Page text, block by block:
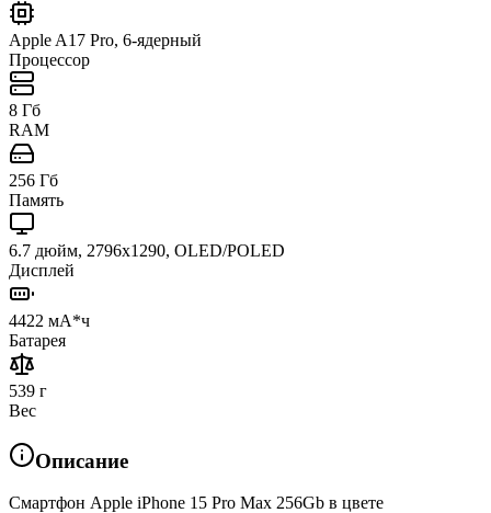
Apple A17 Pro, 6-ядерный
Процессор
8 Гб
RAM
256 Гб
Память
6.7 дюйм, 2796x1290, OLED/POLED
Дисплей
4422 мА*ч
Батарея
539 г
Вес
Описание
Смартфон Apple iPhone 15 Pro Max 256Gb в цвете